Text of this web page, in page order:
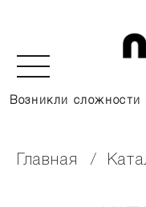
Возникли сложности
главная